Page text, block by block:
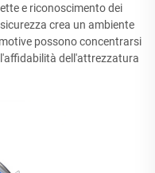
e riconoscimento dei
crea un ambiente
possono concentrarsi
dell'attrezzatura